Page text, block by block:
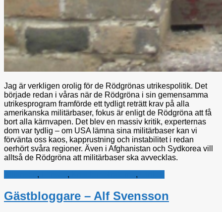
Jag är verkligen orolig för de Rödgrönas utrikespolitik. Det
började redan i våras när de Rödgröna i sin gemensamma
utrikesprogram framförde ett tydligt reträtt krav på alla
amerikanska militärbaser, fokus är enligt de Rödgröna att få
bort alla kärnvapen. Det blev en massiv kritik, experternas
dom var tydlig – om USA lämna sina militärbaser kan vi
förvänta oss kaos, kapprustning och instabilitet i redan
oerhört svåra regioner. Även i Afghanistan och Sydkorea vill
alltså de Rödgröna att militärbaser ska avvecklas.
, , ,
Gästbloggare – Alf Svensson